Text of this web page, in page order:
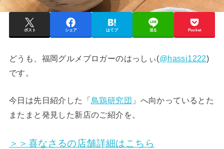
ポスト シェア はてブ 送る Pocket
どうも、福岡グルメブロガーのはっしぃ(@hassi1222)
です。
今日は先日紹介した「鳥鶏研究団 」へ向かっているとた
またまと発見した新店のご紹介を。
＞＞喜なさるの店舗詳細はこちら